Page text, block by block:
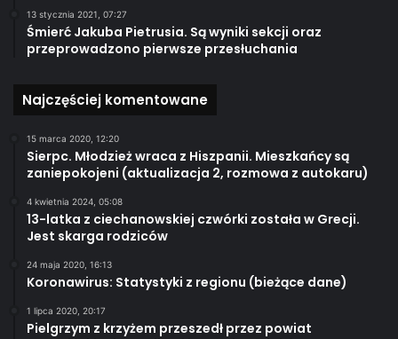
13 stycznia 2021, 07:27
Śmierć Jakuba Pietrusia. Są wyniki sekcji oraz
przeprowadzono pierwsze przesłuchania
Najczęściej komentowane
15 marca 2020, 12:20
Sierpc. Młodzież wraca z Hiszpanii. Mieszkańcy są
zaniepokojeni (aktualizacja 2, rozmowa z autokaru)
4 kwietnia 2024, 05:08
13-latka z ciechanowskiej czwórki została w Grecji.
Jest skarga rodziców
24 maja 2020, 16:13
Koronawirus: Statystyki z regionu (bieżące dane)
1 lipca 2020, 20:17
Pielgrzym z krzyżem przeszedł przez powiat